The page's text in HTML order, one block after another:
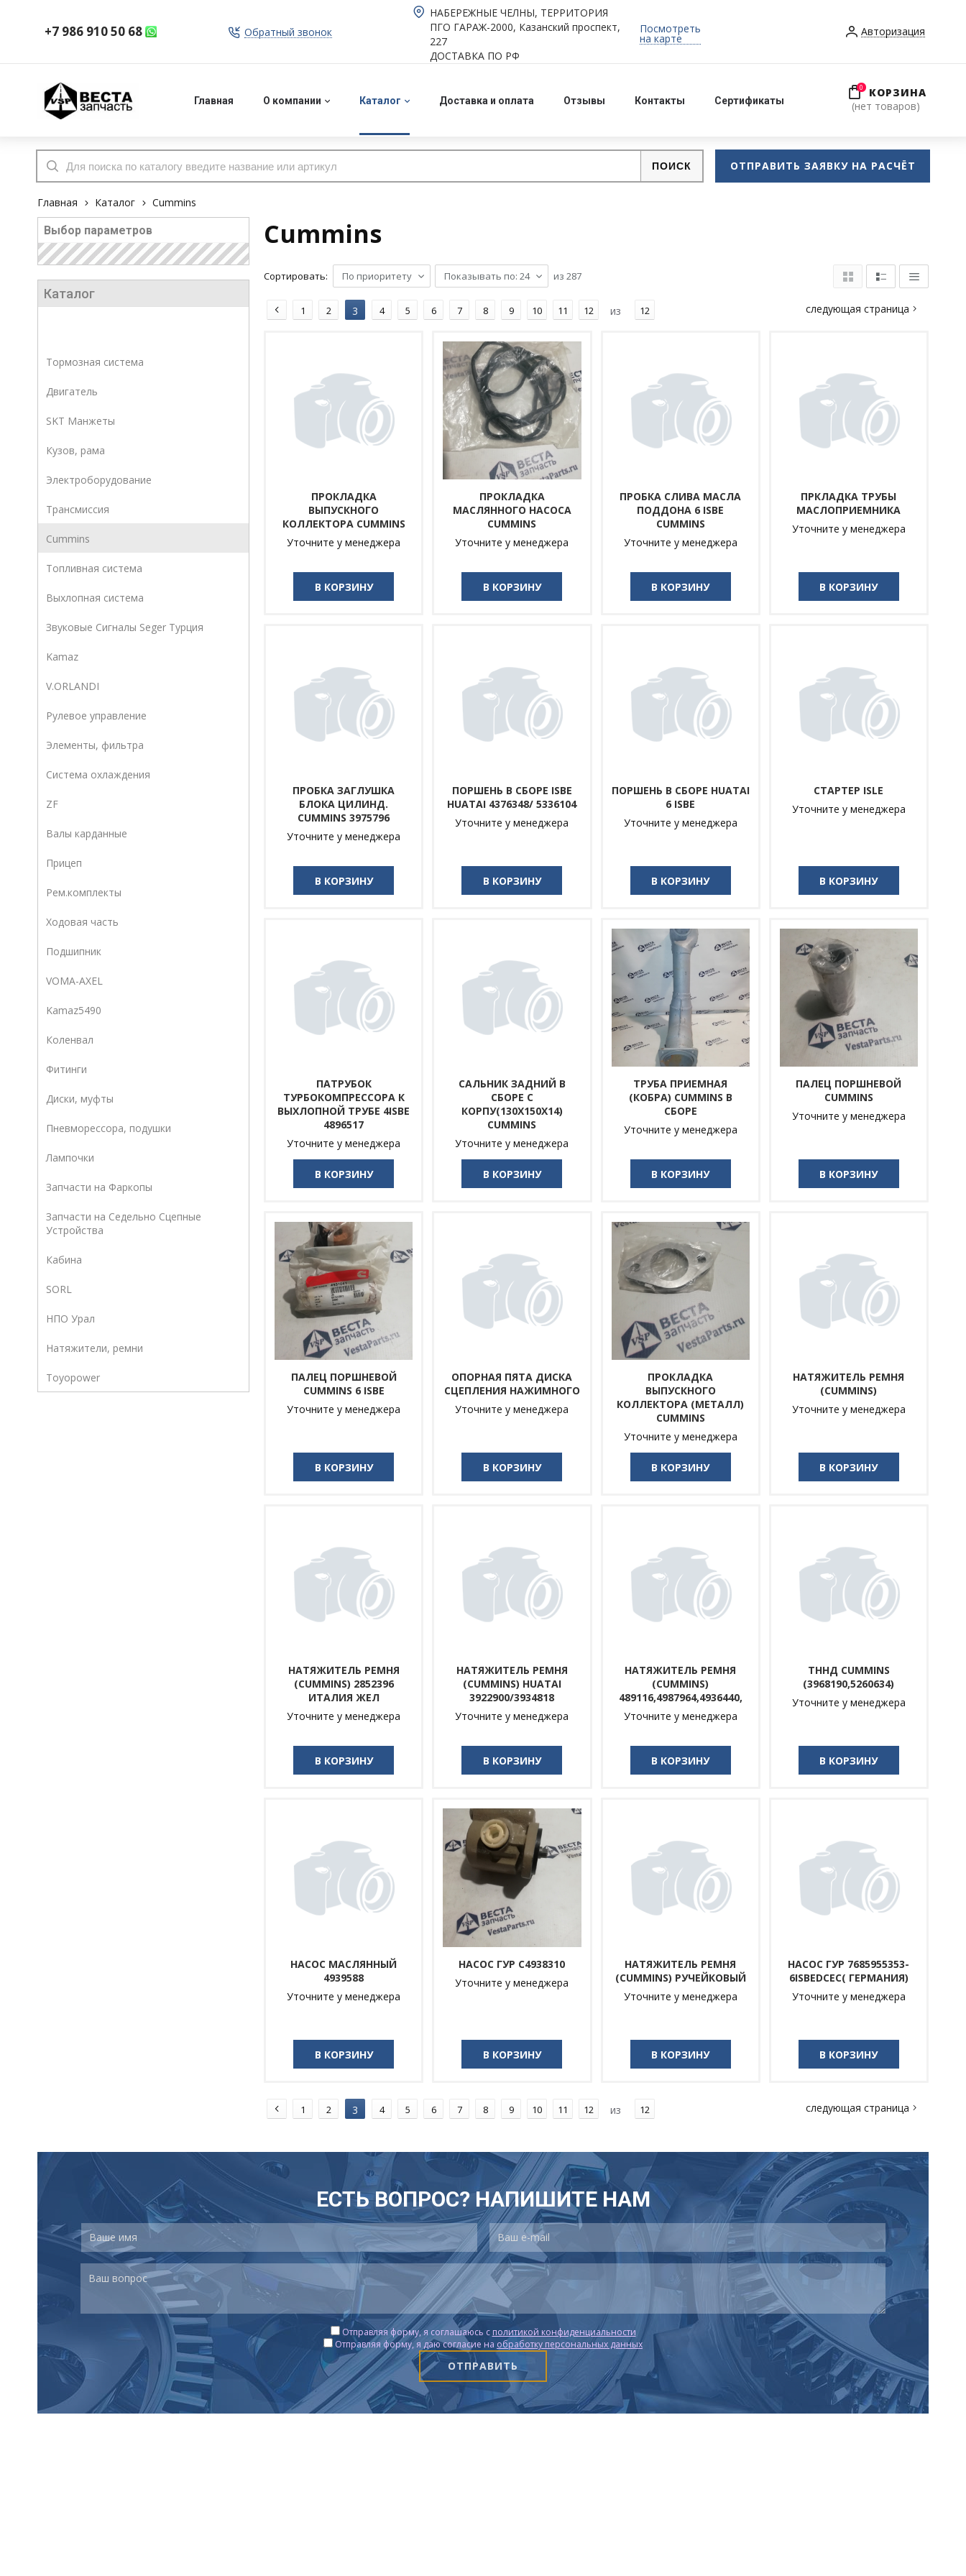
+7 986 910 50 68 Обратный звонок
НАБЕРЕЖНЫЕ ЧЕЛНЫ, ТЕРРИТОРИЯ
ПГО ГАРАЖ-2000, Казанский проспект,
227
ДОСТАВКА ПО РФ
Посмотреть
на карте Авторизация
Главная О компании Каталог Доставка и оплата Отзывы Контакты Сертификаты
КОРЗИНА
0
нет товаров
ОТПРАВИТЬ ЗАЯВКУ НА РАСЧЁТ
Главная Каталог Cummins
Выбор параметров
Каталог
Тормозная система
Двигатель
SKT Манжеты
Кузов, рама
Электроборудование
Трансмиссия
Cummins
Топливная система
Выхлопная система
Звуковые Сигналы Seger Турция
Kamaz
V.ORLANDI
Рулевое управление
Элементы, фильтра
Система охлаждения
ZF
Валы карданные
Прицеп
Рем.комплекты
Ходовая часть
Подшипник
VOMA-AXEL
Kamaz5490
Коленвал
Фитинги
Диски, муфты
Пневморессора, подушки
Лампочки
Запчасти на Фаркопы
Запчасти на Седельно Сцепные
Устройства
Кабина
SORL
НПО Урал
Натяжители, ремни
Toyopower
Cummins
По приоритету Показывать по: 24 из 287
1 2 3 4 5 6 7 8 9 10 11 12 из 12 следующая страница
ПРОКЛАДКА
ВЫПУСКНОГО
КОЛЛЕКТОРА CUMMINS
Уточните у менеджера
В КОРЗИНУ
ПРОКЛАДКА
МАСЛЯННОГО НАСОСА
CUMMINS
Уточните у менеджера
В КОРЗИНУ
ПРОБКА СЛИВА МАСЛА
ПОДДОНА 6 ISBE
CUMMINS
Уточните у менеджера
В КОРЗИНУ
ПРКЛАДКА ТРУБЫ
МАСЛОПРИЕМНИКА
Уточните у менеджера
В КОРЗИНУ
ПРОБКА ЗАГЛУШКА
БЛОКА ЦИЛИНД.
CUMMINS 3975796
Уточните у менеджера
В КОРЗИНУ
ПОРШЕНЬ В СБОРЕ ISBE
HUATAI 4376348/ 5336104
Уточните у менеджера
В КОРЗИНУ
ПОРШЕНЬ В СБОРЕ HUATAI
6 ISBE
Уточните у менеджера
В КОРЗИНУ
СТАРТЕР ISLE
Уточните у менеджера
В КОРЗИНУ
ПАТРУБОК
ТУРБОКОМПРЕССОРА К
ВЫХЛОПНОЙ ТРУБЕ 4ISBE
4896517
Уточните у менеджера
В КОРЗИНУ
САЛЬНИК ЗАДНИЙ В
СБОРЕ С
КОРПУ(130Х150Х14)
CUMMINS
Уточните у менеджера
В КОРЗИНУ
ТРУБА ПРИЕМНАЯ
(КОБРА) CUMMINS В
СБОРЕ
Уточните у менеджера
В КОРЗИНУ
ПАЛЕЦ ПОРШНЕВОЙ
CUMMINS
Уточните у менеджера
В КОРЗИНУ
ПАЛЕЦ ПОРШНЕВОЙ
CUMMINS 6 ISBE
Уточните у менеджера
В КОРЗИНУ
ОПОРНАЯ ПЯТА ДИСКА
СЦЕПЛЕНИЯ НАЖИМНОГО
Уточните у менеджера
В КОРЗИНУ
ПРОКЛАДКА
ВЫПУСКНОГО
КОЛЛЕКТОРА (МЕТАЛЛ)
CUMMINS
Уточните у менеджера
В КОРЗИНУ
НАТЯЖИТЕЛЬ РЕМНЯ
(CUMMINS)
Уточните у менеджера
В КОРЗИНУ
НАТЯЖИТЕЛЬ РЕМНЯ
(CUMMINS) 2852396
ИТАЛИЯ ЖЕЛ
Уточните у менеджера
В КОРЗИНУ
НАТЯЖИТЕЛЬ РЕМНЯ
(CUMMINS) HUATAI
3922900/3934818
Уточните у менеджера
В КОРЗИНУ
НАТЯЖИТЕЛЬ РЕМНЯ
(CUMMINS)
489116,4987964,4936440,
Уточните у менеджера
В КОРЗИНУ
ТННД СUMMINS
(3968190,5260634)
Уточните у менеджера
В КОРЗИНУ
НАСОС МАСЛЯННЫЙ
4939588
Уточните у менеджера
В КОРЗИНУ
НАСОС ГУР С4938310
Уточните у менеджера
В КОРЗИНУ
НАТЯЖИТЕЛЬ РЕМНЯ
(CUMMINS) РУЧЕЙКОВЫЙ
Уточните у менеджера
В КОРЗИНУ
НАСОС ГУР 7685955353-
6ISBEDCEC( ГЕРМАНИЯ)
Уточните у менеджера
В КОРЗИНУ
1 2 3 4 5 6 7 8 9 10 11 12 из 12 следующая страница
ЕСТЬ ВОПРОС? НАПИШИТЕ НАМ
Отправляя форму, я соглашаюсь c политикой конфиденциальности
Отправляя форму, я даю согласие на обработку персональных данных